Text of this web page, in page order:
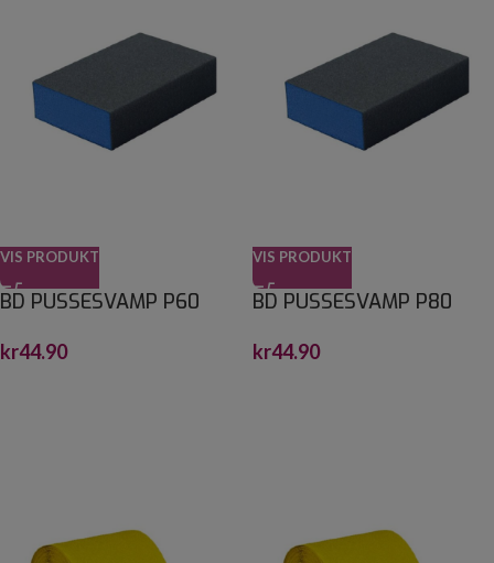
VIS PRODUKT
BD PUSSESVAMP P60
kr44.90
VIS PRODUKT
BD PUSSESVAMP P80
kr44.90